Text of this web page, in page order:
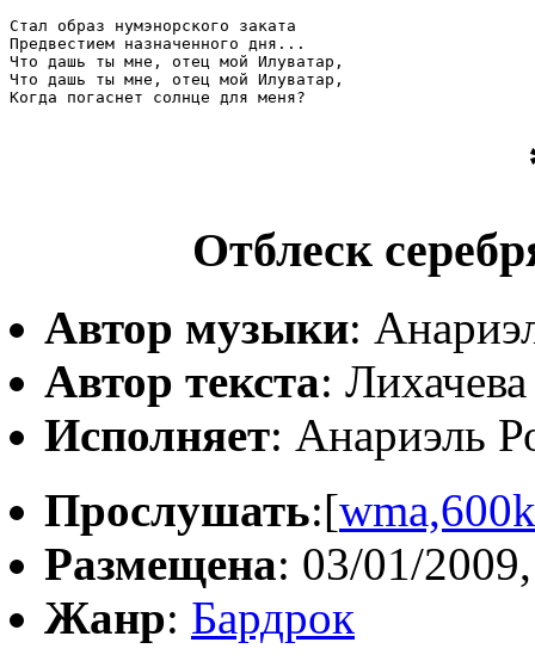
Стал образ нумэнорского заката
Предвестием назначенного дня...
Что дашь ты мне, отец мой Илуватар,
Что дашь ты мне, отец мой Илуватар,
Когда погаснет солнце для меня?
Отблеск
Автор музыки:
Автор текста:
Исполняет: Анариэль
Прослушать:[wma,600k
Размещена: 03/01/
Жанр: Бардрок